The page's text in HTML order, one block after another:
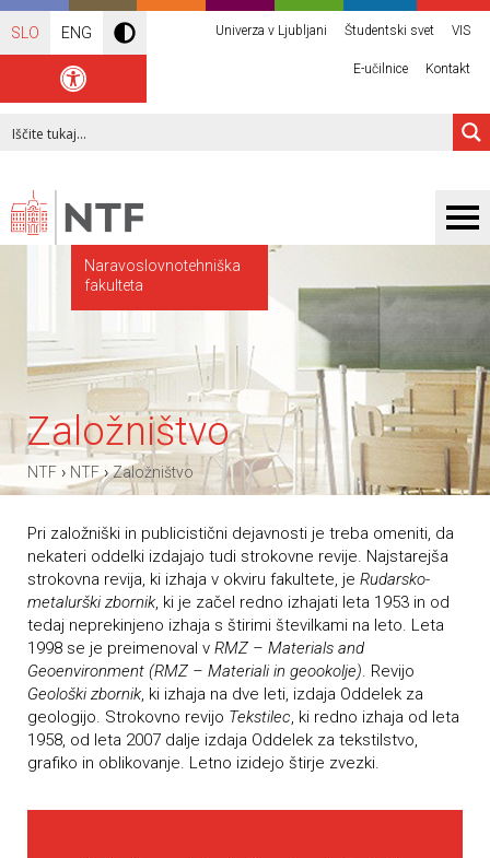
SLO ENG Univerza v Ljubljani Študentski svet VIS
E-učilnice Kontakt
Naravoslovnotehniška
fakulteta
Založništvo
NTF › NTF›Založništvo
Pri založniški in publicistični dejavnosti je treba omeniti, da
nekateri oddelki izdajajo tudi strokovne revije. Najstarejša
strokovna revija, ki izhaja v okviru fakultete, je Rudarsko-
metalurški zbornik, ki je začel redno izhajati leta 1953 in od
tedaj neprekinjeno izhaja s štirimi številkami na leto. Leta
1998 se je preimenoval v RMZ – Materials and
Geoenvironment (RMZ – Materiali in geookolje). Revijo
Geološki zbornik, ki izhaja na dve leti, izdaja Oddelek za
geologijo. Strokovno revijo Tekstilec, ki redno izhaja od leta
1958, od leta 2007 dalje izdaja Oddelek za tekstilstvo,
grafiko in oblikovanje. Letno izidejo štirje zvezki.